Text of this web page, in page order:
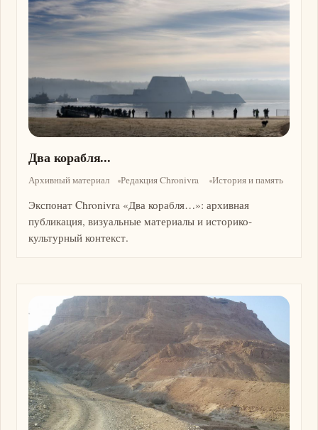
Два корабля...
Архивный материал Редакция Chronivra История и память
Экспонат Chronivra «Два корабля…»: архивная
публикация, визуальные материалы и историко-
культурный контекст.
Изображение